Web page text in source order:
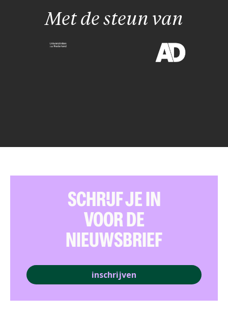
Met de steun van
SCHRIJF JE IN
VOOR DE
NIEUWSBRIEF
inschrijven